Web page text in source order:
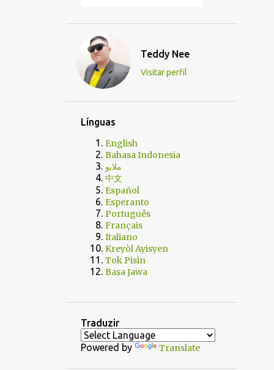
Teddy Nee
Visitar perfil
Línguas
English
Bahasa Indonesia
ملايو
中文
Español
Esperanto
Português
Français
Italiano
Kreyòl Ayisyen
Tok Pisin
Basa Jawa
Traduzir
Powered by Translate